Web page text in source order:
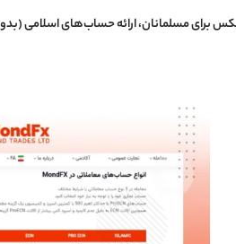
برای مسلمانان، ارائهحساب‌های اسلامی